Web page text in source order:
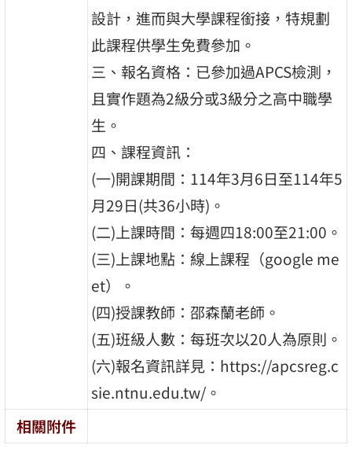
設計，進而與大學課程銜接，特規劃
此課程供學生免費參加。
三、報名資格：已參加過APCS檢測，
且實作題為2級分或3級分之高中職學
生。
四、課程資訊：
(一)開課期間：114年3月6日至114年5
月29日(共36小時)。
(二)上課時間：每週四18:00至21:00。
(三)上課地點：線上課程（google me
et）。
(四)授課教師：邵森蘭老師。
(五)班級人數：每班次以20人為原則。
(六)報名資訊詳見：https://apcsreg.c
sie.ntnu.edu.tw/。
相關附件